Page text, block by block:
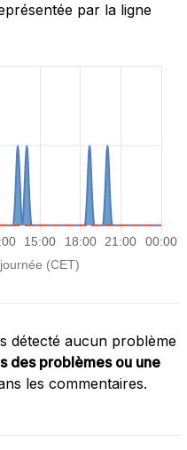
par la ligne
détecté aucun problème
des problèmes ou une
les commentaires.